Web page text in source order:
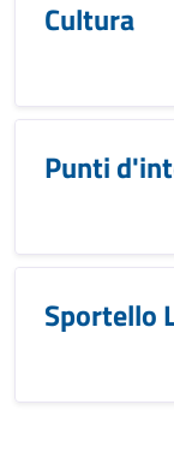
Cultura
Punti
Sportello